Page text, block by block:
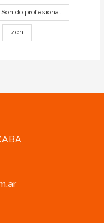
Sonido profesional
zen